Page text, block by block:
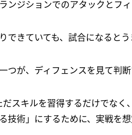
ンジションでのアタックとフィ
できていても、試合になると
つが、ディフェンスを見て判断
スキルを習得するだけでなく、
技術」にするために、実戦を